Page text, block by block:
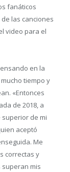
fanáticos
las canciones
video para el
en la
tiempo y
«Entonces
de 2018, a
superior de mi
aceptó
Me
correctas y
mis